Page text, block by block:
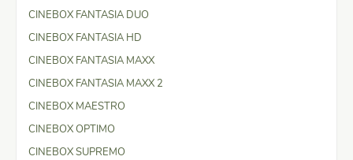
CINEBOX FANTASIA DUO
CINEBOX FANTASIA HD
CINEBOX FANTASIA MAXX
CINEBOX FANTASIA MAXX 2
CINEBOX MAESTRO
CINEBOX OPTIMO
CINEBOX SUPREMO